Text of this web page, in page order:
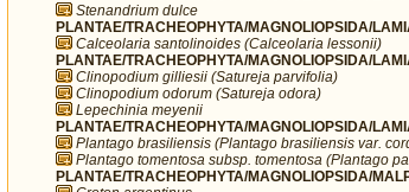
Stenandrium dulce
PLANTAE/TRACHEOPHYTA/MAGNOLIOPSIDA/
Calceolaria santolinoides (Calceolaria lessonii)
PLANTAE/TRACHEOPHYTA/MAGNOLIOPSIDA/
Clinopodium gilliesii (Satureja parvifolia)
Clinopodium odorum (Satureja odora)
Lepechinia meyenii
PLANTAE/TRACHEOPHYTA/MAGNOLIOPSIDA/
Plantago brasiliensis (Plantago brasiliensis var.
Plantago tomentosa subsp. tomentosa (Plantago
PLANTAE/TRACHEOPHYTA/MAGNOLIOPSIDA/